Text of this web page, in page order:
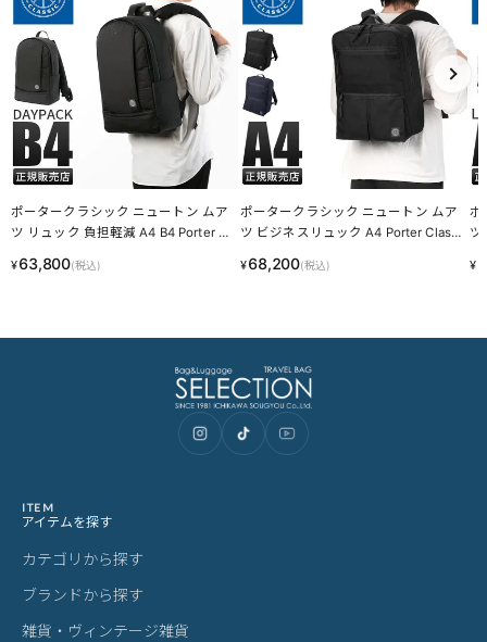
ポータークラシック ニュートン ムア
ツ リュック 負担軽減 A4 B4 Porter Cl
¥63,800(税込)
ポータークラシック ニュートン ムア
ツ ビジネスリュック A4 Porter Classi
¥68,200(税込)
ポ
ツ
¥
ITEM
アイテムを探す
カテゴリから探す
ブランドから探す
雑貨・ヴィンテージ雑貨